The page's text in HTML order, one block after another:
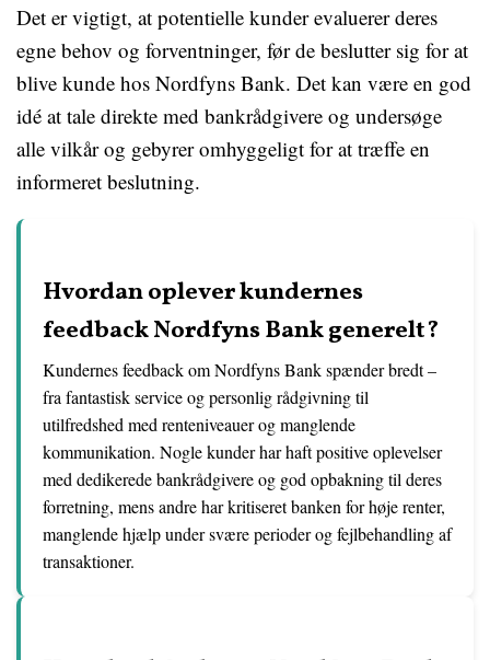
Det er vigtigt, at potentielle kunder evaluerer deres
egne behov og forventninger, før de beslutter sig for at
blive kunde hos Nordfyns Bank. Det kan være en god
idé at tale direkte med bankrådgivere og undersøge
alle vilkår og gebyrer omhyggeligt for at træffe en
informeret beslutning.
Hvordan oplever kundernes
feedback Nordfyns Bank generelt?
Kundernes feedback om Nordfyns Bank spænder bredt –
fra fantastisk service og personlig rådgivning til
utilfredshed med renteniveauer og manglende
kommunikation. Nogle kunder har haft positive oplevelser
med dedikerede bankrådgivere og god opbakning til deres
forretning, mens andre har kritiseret banken for høje renter,
manglende hjælp under svære perioder og fejlbehandling af
transaktioner.